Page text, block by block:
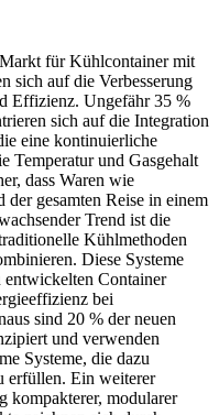
für Kühlcontainer mit
sich auf die Verbesserung
Effizienz. Ungefähr 35 %
sich auf die Integration
eine kontinuierliche
Temperatur und Gasgehalt
dass Waren wie
gesamten Reise in einem
Trend ist die
Kühlmethoden
Diese Systeme
Container
bei
sind 20 % der neuen
und verwenden
Systeme, die dazu
erfüllen. Ein weiterer
kompakterer, modularer